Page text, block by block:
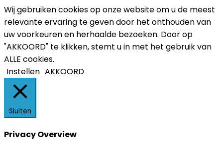
Wij gebruiken cookies op onze website om u de meest
relevante ervaring te geven door het onthouden van
uw voorkeuren en herhaalde bezoeken. Door op
"AKKOORD" te klikken, stemt u in met het gebruik van
ALLE cookies.
Instellen AKKOORD
Sluiten
Privacy Overview